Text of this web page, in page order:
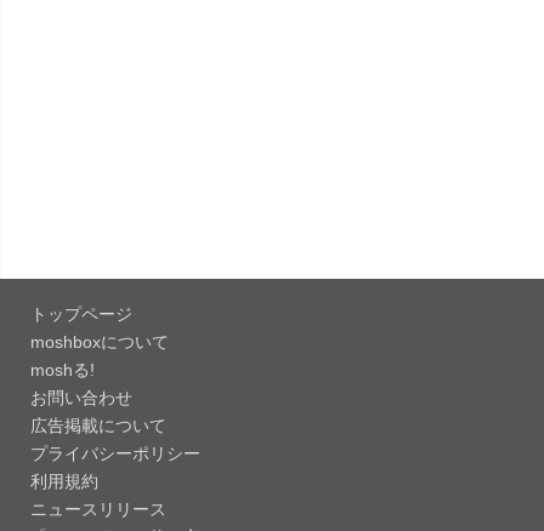
「Microsoft OneDrive 18.6.7」iOS向け最新版を...
「Pokémon GO 0.423.0」iOS向け最新版をリリー
ス。
ス。AIプロ...
トップページ
moshboxについて
moshる!
お問い合わせ
広告掲載について
プライバシーポリシー
利用規約
ニュースリリース